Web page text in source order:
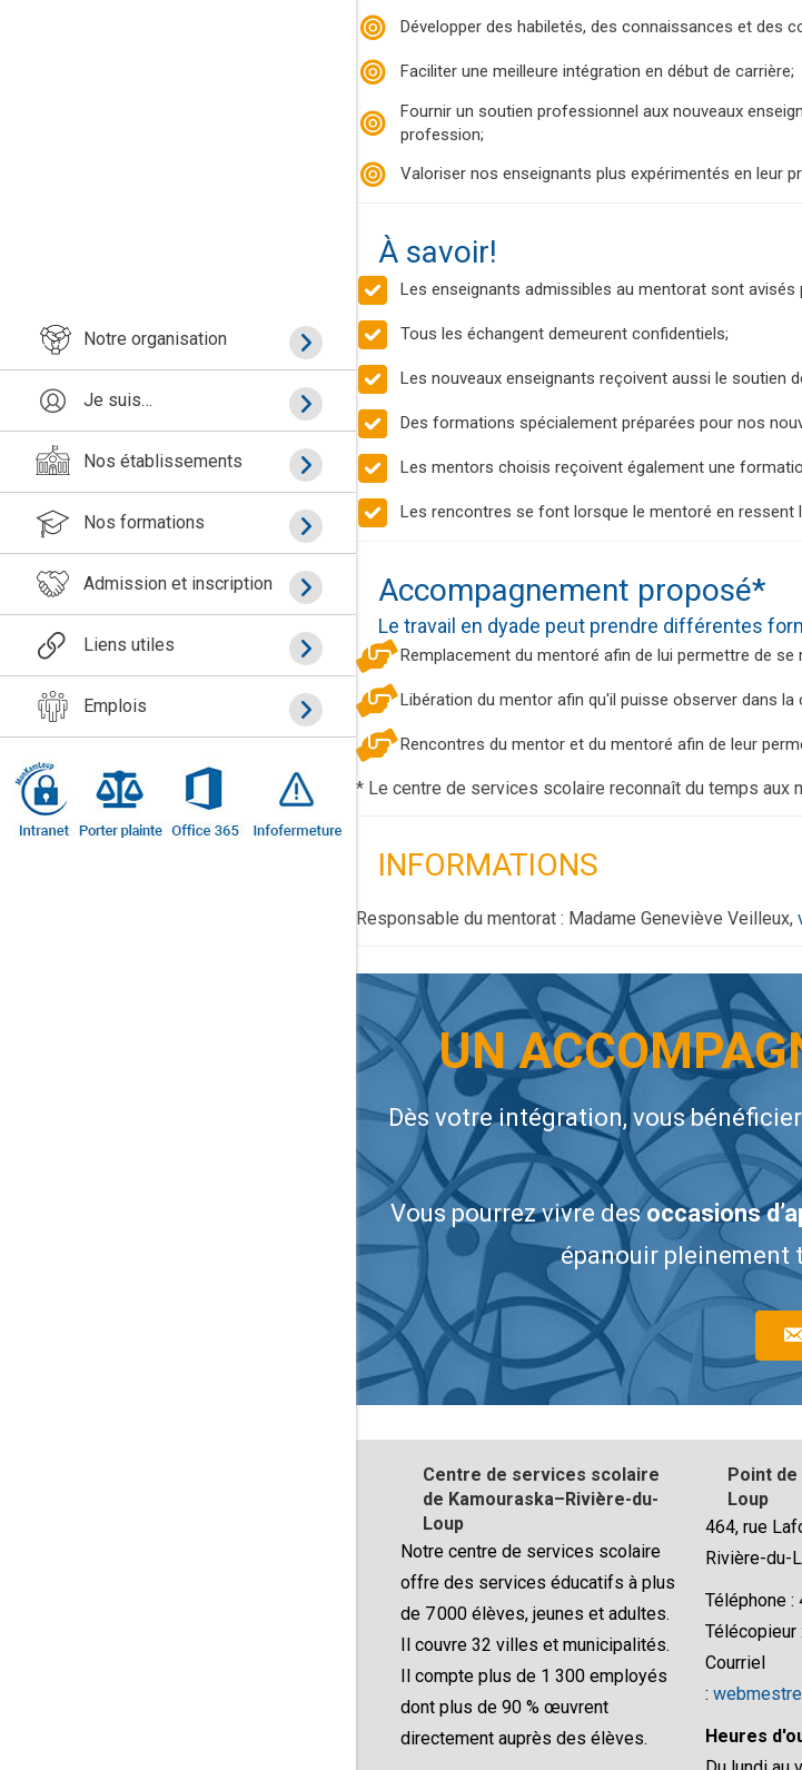
Notre organisation
Je suis…
Nos établissements
Nos formations
Admission et inscription
Liens utiles
Emplois
Développer des habiletés, des connaissances et des
Faciliter une meilleure intégration en début de carrière;
Fournir un soutien professionnel aux nouveaux
profession;
Valoriser nos enseignants plus expérimentés en leur
À savoir!
Les enseignants admissibles au mentorat sont avisés
Tous les échangent demeurent confidentiels;
Les nouveaux enseignants reçoivent aussi le soutien
Des formations spécialement préparées pour nos
Les mentors choisis reçoivent également une
Les rencontres se font lorsque le mentoré en ressent
Accompagnement proposé*
Le travail en dyade peut prendre différentes
Remplacement du mentoré afin de lui permettre de
Libération du mentor afin qu'il puisse observer dans la
Rencontres du mentor et du mentoré afin de leur
* Le centre de services scolaire reconnaît du temps aux
INFORMATIONS
Responsable du mentorat : Madame Geneviève Veilleux,
UN
Dès votre intégration, vous
Vous pourrez vivre desoccasions
épanouir pleinement
Centre de services scolaire
de Kamouraska–Rivière-du-
Loup
Notre centre de services scolaire
offre des services éducatifs à plus
de 7 000 élèves, jeunes et adultes.
Il couvre 32 villes et municipalités.
Il compte plus de 1 300 employés
dont plus de 90 % œuvrent
directement auprès des élèves.
Point
Loup
464, rue
Rivière-du-
Téléphone :
Télécopieur
Courriel
:
Heures